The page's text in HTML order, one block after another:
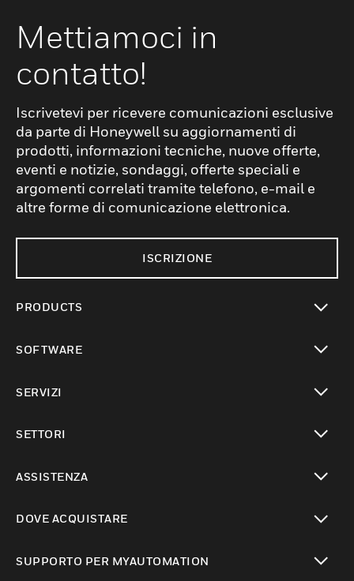
Mettiamoci in
contatto!
Iscrivetevi per ricevere comunicazioni esclusive
da parte di Honeywell su aggiornamenti di
prodotti, informazioni tecniche, nuove offerte,
eventi e notizie, sondaggi, offerte speciali e
argomenti correlati tramite telefono, e-mail e
altre forme di comunicazione elettronica.
ISCRIZIONE
PRODUCTS
SOFTWARE
SERVIZI
SETTORI
ASSISTENZA
DOVE ACQUISTARE
SUPPORTO PER MYAUTOMATION